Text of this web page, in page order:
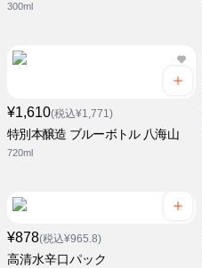
300ml
¥1,610(税込¥1,771)
特別本醸造 ブルーボトル 八海山
720ml
¥878(税込¥965.8)
高清水辛口パック